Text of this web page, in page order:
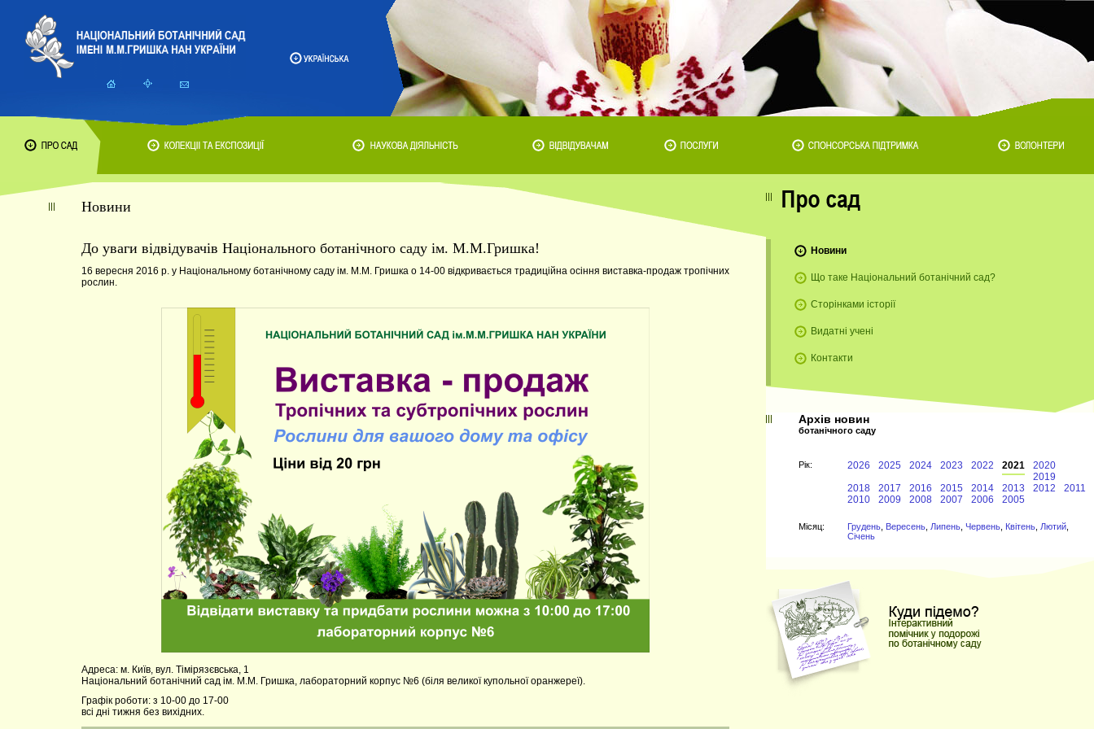
Новини
До уваги відвідувачів Національного ботанічного саду ім. М.М.Гришка!
16 вересня 2016 р. у Національному ботанічному саду ім. М.М. Гришка о 14-00 відкривається традиційна осіння виставка-продаж тропічних
рослин.
Адреса: м. Київ, вул. Тімірязєвська, 1
Національний ботанічний сад ім. М.М. Гришка, лабораторний корпус №6 (біля великої купольної оранжереї).
Графік роботи: з 10-00 до 17-00
всі дні тижня без вихідних.
Новини
Що таке Національний ботанічний сад?
Сторінками історії
Видатні учені
Контакти
Архів новин
ботанічного саду
Рiк: 2026 2025 2024 2023 2022 2021
2020
2019
2018
2017 2016 2015 2014 2013 2012
2011
2010
2009 2008 2007 2006 2005
Мiсяц: Грудень Вересень Липень Червень Квітень Лютий
Січень